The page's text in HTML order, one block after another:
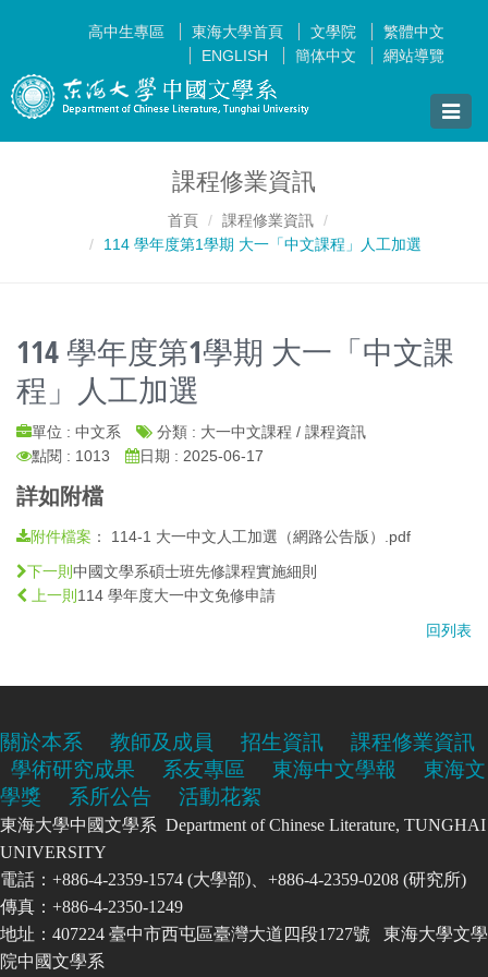
高中生專區 東海大學首頁 文學院
繁體中文
ENGLISH
簡体中文 網站導覽
Toggle
課程修業資訊
首頁
課程修業資訊
114 學年度第1學期 大一「中文課程」人工加選
114 學年度第1學期 大一「中文課
程」人工加選
單位 : 中文系
分類 : 大一中文課程 / 課程資訊
點閱 : 1013
日期 : 2025-06-17
詳如附檔
附件檔案 ： 114-1 大一中文人工加選（網路公告版）.pdf
下一則 中國文學系碩士班先修課程實施細則
上一則 114 學年度大一中文免修申請
回列表
關於本系 教師及成員 招生資訊
課程修業資訊
學術研究成果
系友專區 東海中文學報
東海文
學獎
系所公告 活動花絮
東海大學中國文學系 Department of Chinese Literature, TUNGHAI
UNIVERSITY
電話：+886-4-2359-1574 (大學部)、+886-4-2359-0208 (研究所)
傳真：+886-4-2350-1249
地址：407224 臺中市西屯區臺灣大道四段1727號 東海大學文學
院中國文學系